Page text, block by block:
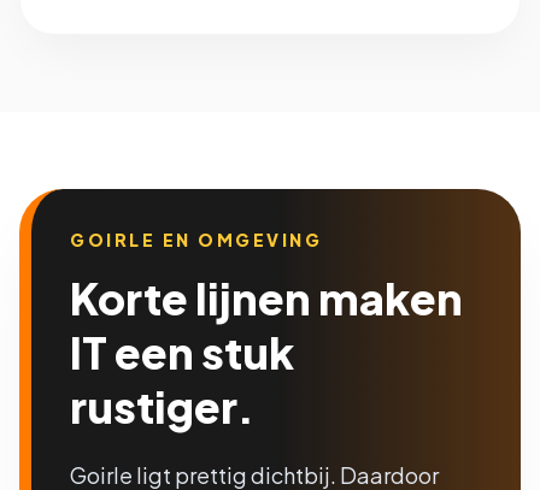
GOIRLE EN OMGEVING
Korte lijnen maken
IT een stuk
rustiger.
Goirle ligt prettig dichtbij. Daardoor